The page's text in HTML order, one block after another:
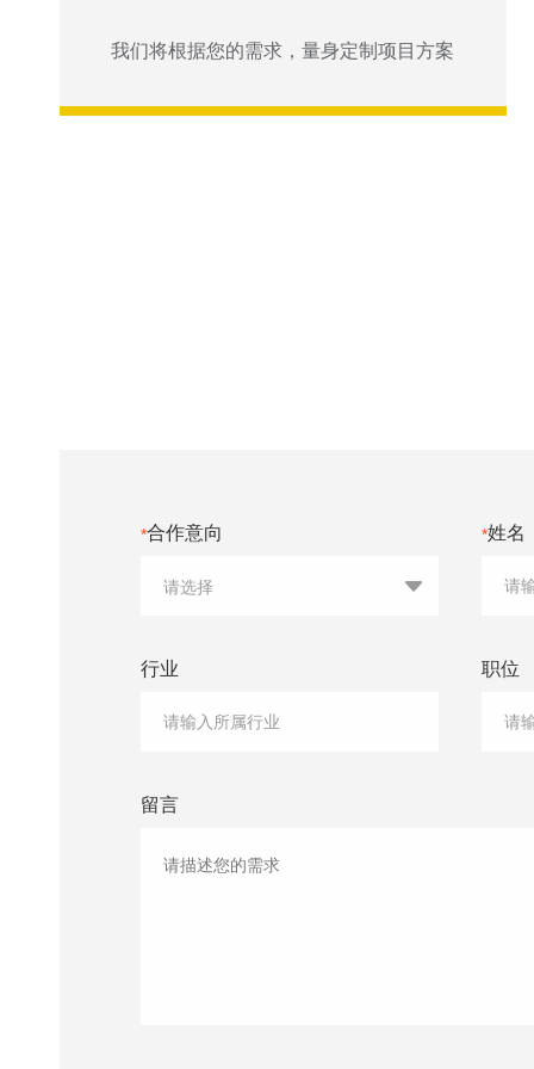
我们将根据您的需求，量身定制项目方案
*合作意向 *姓名
行业 职位
留言